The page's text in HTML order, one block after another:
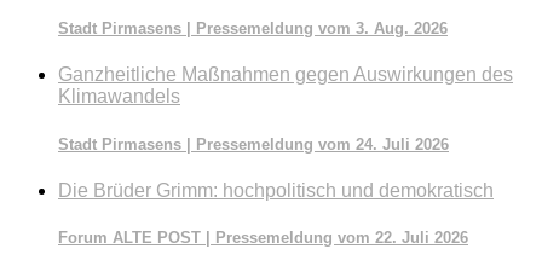
Stadt Pirmasens | Pressemeldung vom 3. Aug. 2026
Ganzheitliche Maßnahmen gegen Auswirkungen des
Klimawandels
Stadt Pirmasens | Pressemeldung vom 24. Juli 2026
Die Brüder Grimm: hochpolitisch und demokratisch
Forum ALTE POST | Pressemeldung vom 22. Juli 2026